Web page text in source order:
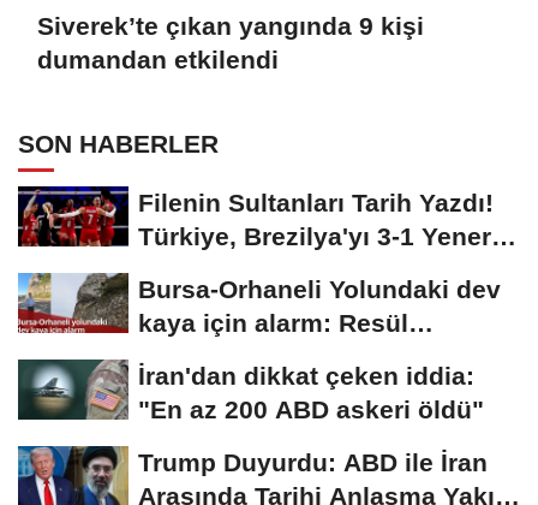
Siverek’te çıkan yangında 9 kişi
dumandan etkilendi
SON HABERLER
Filenin Sultanları Tarih Yazdı!
Türkiye, Brezilya'yı 3-1 Yenerek
Bursa-Orhaneli Yolundaki dev
kaya için alarm: Resül
Kaplan'dan yetkililere...
İran'dan dikkat çeken iddia:
"En az 200 ABD askeri öldü"
Trump Duyurdu: ABD ile İran
Arasında Tarihi Anlaşma Yakın!